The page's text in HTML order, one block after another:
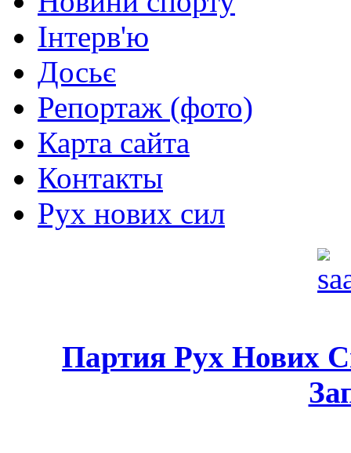
Інтерв'ю
Досьє
Репортаж (фото)
Карта сайта
Контакты
Рух нових сил
Партия Рух Нових